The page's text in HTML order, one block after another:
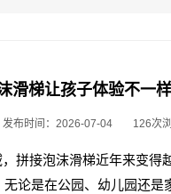
滑梯让孩子体验不一
发布时间：2026-07-04 126次
拼接泡沫滑梯近年来变得
论是在公园、幼儿园还是